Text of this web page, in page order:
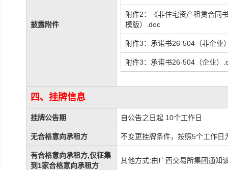
披露附件
附件2：《非住宅资产租赁合同
模版）.doc
附件3：承诺书26-504（非企业
附件3：承诺书26-504（企业）
四、挂牌信息
挂牌公告期 自公告之日起 10个工作日
无合格意向承租方 不变更挂牌条件，按照5个工作
有合格意向承租方,仅征集
到1家合格意向承租方
其他方式:由广西交易所集团通知